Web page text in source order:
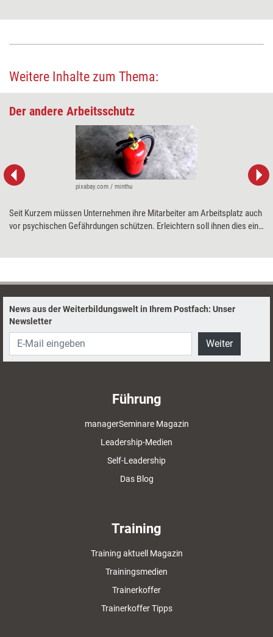
Weitere Inhalte zum Thema:
Der andere Arbeitsschutz
pixabay.com / minthu
Seit Kurzem müssen Unternehmen ihre Mitarbeiter am Arbeitsplatz auch
vor psychischen Gefährdungen schützen. Erleichtern soll ihnen dies ein
News aus der Weiterbildungswelt in Ihrem Postfach: Unser
Newsletter
Weiter
Führung
managerSeminare Magazin
Leadership-Medien
Self-Leadership
Das Blog
Training
Training aktuell Magazin
Trainingsmedien
Trainerkoffer
Trainerkoffer Tipps